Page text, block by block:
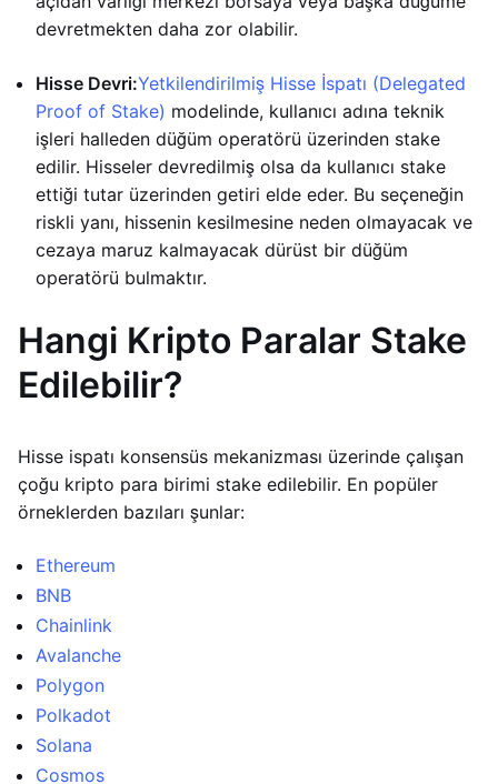
devretmekten daha zor olabilir.
Hisse Devri:Yetkilendirilmiş Hisse İspatı (Delegated
Proof of Stake) modelinde, kullanıcı adına teknik
işleri halleden düğüm operatörü üzerinden stake
edilir. Hisseler devredilmiş olsa da kullanıcı stake
ettiği tutar üzerinden getiri elde eder. Bu seçeneğin
riskli yanı, hissenin kesilmesine neden olmayacak ve
cezaya maruz kalmayacak dürüst bir düğüm
operatörü bulmaktır.
Hangi Kripto Paralar Stake
Edilebilir?
Hisse ispatı konsensüs mekanizması üzerinde çalışan
çoğu kripto para birimi stake edilebilir. En popüler
örneklerden bazıları şunlar:
Ethereum
BNB
Chainlink
Avalanche
Polygon
Polkadot
Solana
Cosmos